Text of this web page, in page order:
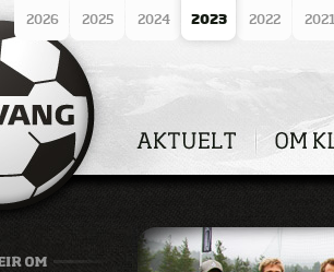
2026 2025 2024 2023 2022